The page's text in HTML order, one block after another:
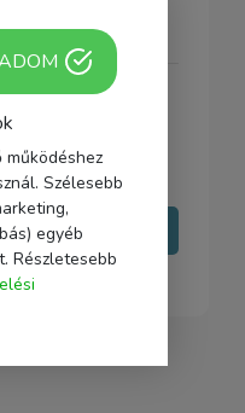
adni.
Szélesebb
egyéb
Részletesebb